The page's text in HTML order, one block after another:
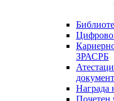
ЗРАСРБ
Почетен